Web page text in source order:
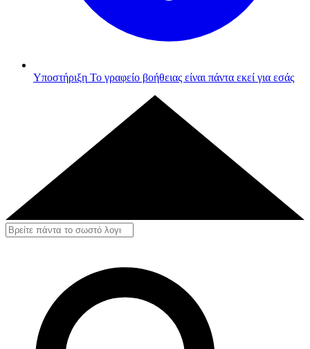
Υποστήριξη Το γραφείο βοήθειας είναι πάντα εκεί για εσάς